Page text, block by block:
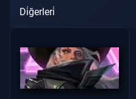
Di̇ğerleri̇